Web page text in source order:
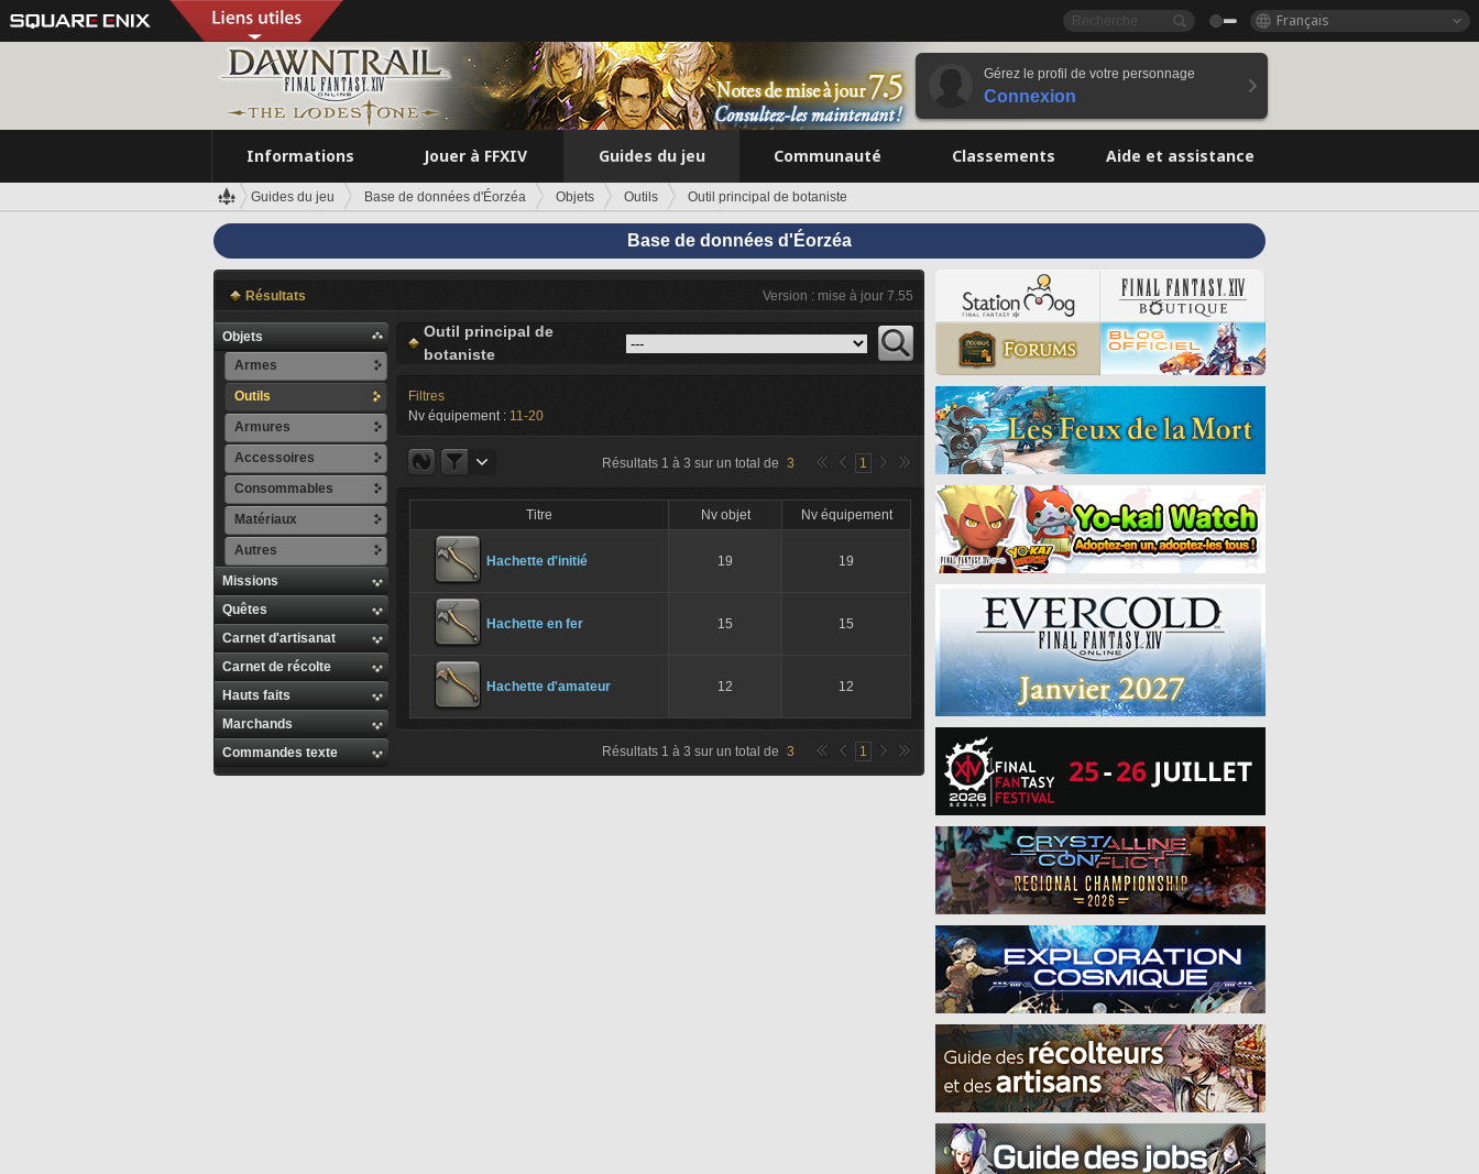
Français
Gérez le profil de votre personnage
Connexion
Informations Jouer à FFXIV Guides du jeu Communauté Classements Aide et assistance
Guides du jeu Base de données d'Éorzéa Objets Outils Outil principal de botaniste
Base de données d'Éorzéa
Résultats Version : mise à jour 7.55
Objets
Armes
Outils
Armures
Accessoires
Consommables
Matériaux
Autres
Missions
Quêtes
Carnet d'artisanat
Carnet de récolte
Hauts faits
Marchands
Commandes texte
Outil principal de
botaniste
Filtres
Nv équipement : 11-20
Résultats 1 à 3 sur un total de 3 1
Titre Nv objet Nv équipement
Hachette d'initié 19 19
Hachette en fer 15 15
Hachette d'amateur 12 12
Résultats 1 à 3 sur un total de 3 1